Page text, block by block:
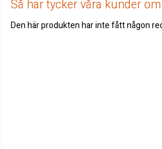
Så här tycker våra kunder
Den här produkten har inte fått någon